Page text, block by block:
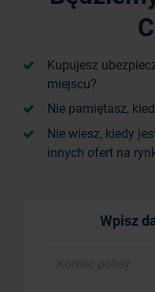
Kupujesz
miejscu?
Nie pamiętasz,
Nie wiesz, kiedy
innych ofert na
Wpisz